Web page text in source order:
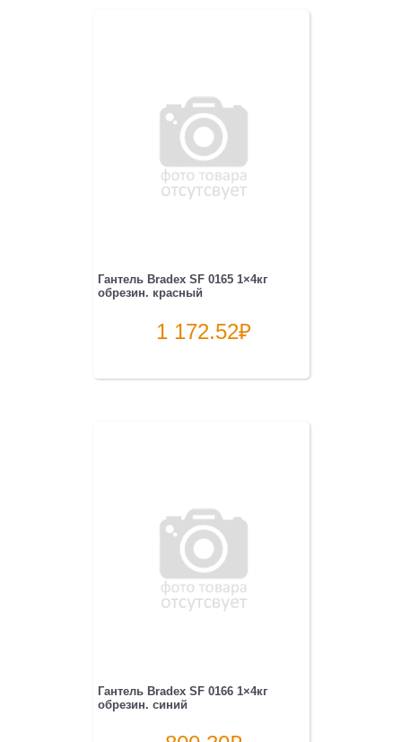
Гантель Bradex SF 0165 1×4кг
обрезин. красный
1 172.52₽
Гантель Bradex SF 0166 1×4кг
обрезин. синий